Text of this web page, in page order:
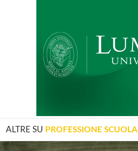
ALTRE SU PROFESSIONE SCUOLA